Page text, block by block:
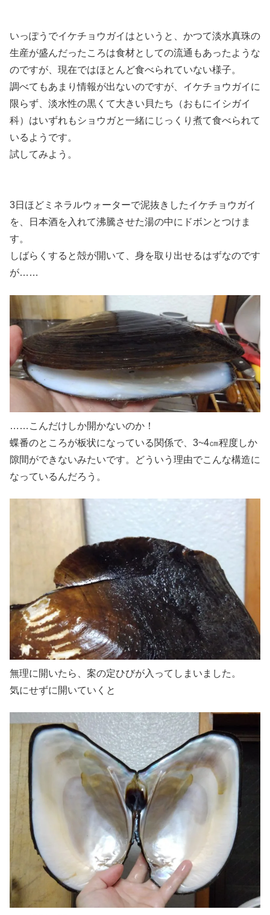
いっぽうでイケチョウガイはというと、かつて淡水真珠の
生産が盛んだったころは食材としての流通もあったような
のですが、現在ではほとんど食べられていない様子。
調べてもあまり情報が出ないのですが、イケチョウガイに
限らず、淡水性の黒くて大きい貝たち（おもにイシガイ
科）はいずれもショウガと一緒にじっくり煮て食べられて
いるようです。
試してみよう。
3日ほどミネラルウォーターで泥抜きしたイケチョウガイ
を、日本酒を入れて沸騰させた湯の中にドボンとつけま
す。
しばらくすると殻が開いて、身を取り出せるはずなのです
が……
……こんだけしか開かないのか！
蝶番のところが板状になっている関係で、3~4㎝程度しか
隙間ができないみたいです。どういう理由でこんな構造に
なっているんだろう。
無理に開いたら、案の定ひびが入ってしまいました。
気にせずに開いていくと